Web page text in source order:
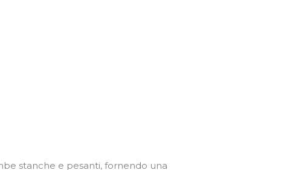
stanche e pesanti, fornendo una